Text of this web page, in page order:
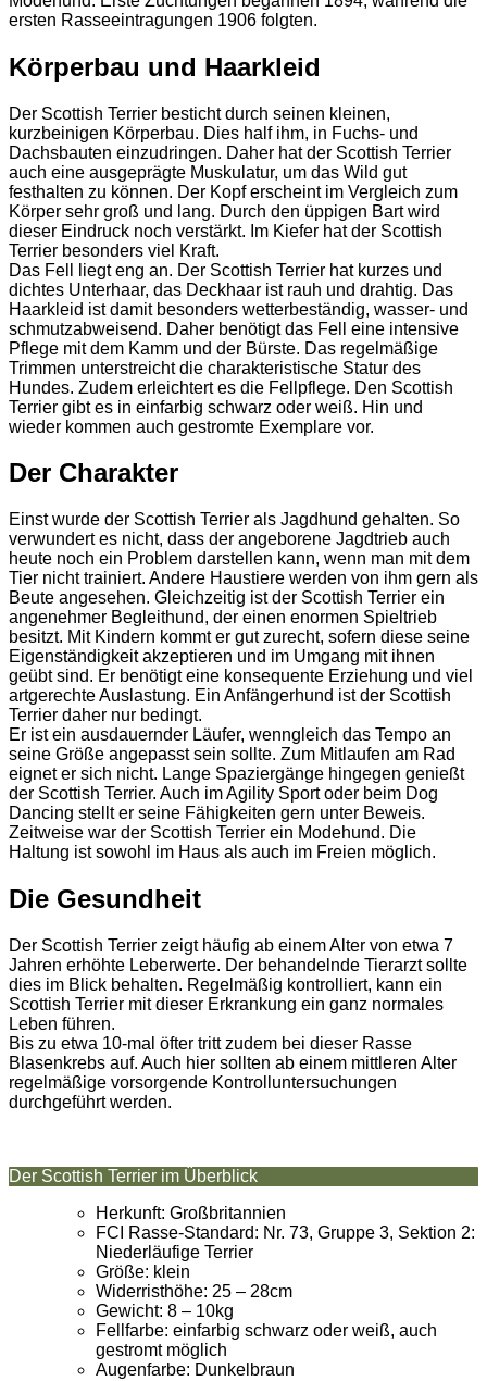
ersten Rasseeintragungen 1906 folgten.
Körperbau und Haarkleid
Der Scottish Terrier besticht durch seinen kleinen,
kurzbeinigen Körperbau. Dies half ihm, in Fuchs- und
Dachsbauten einzudringen. Daher hat der Scottish Terrier
auch eine ausgeprägte Muskulatur, um das Wild gut
festhalten zu können. Der Kopf erscheint im Vergleich zum
Körper sehr groß und lang. Durch den üppigen Bart wird
dieser Eindruck noch verstärkt. Im Kiefer hat der Scottish
Terrier besonders viel Kraft.
Das Fell liegt eng an. Der Scottish Terrier hat kurzes und
dichtes Unterhaar, das Deckhaar ist rauh und drahtig. Das
Haarkleid ist damit besonders wetterbeständig, wasser- und
schmutzabweisend. Daher benötigt das Fell eine intensive
Pflege mit dem Kamm und der Bürste. Das regelmäßige
Trimmen unterstreicht die charakteristische Statur des
Hundes. Zudem erleichtert es die Fellpflege. Den Scottish
Terrier gibt es in einfarbig schwarz oder weiß. Hin und
wieder kommen auch gestromte Exemplare vor.
Der Charakter
Einst wurde der Scottish Terrier als Jagdhund gehalten. So
verwundert es nicht, dass der angeborene Jagdtrieb auch
heute noch ein Problem darstellen kann, wenn man mit dem
Tier nicht trainiert. Andere Haustiere werden von ihm gern als
Beute angesehen. Gleichzeitig ist der Scottish Terrier ein
angenehmer Begleithund, der einen enormen Spieltrieb
besitzt. Mit Kindern kommt er gut zurecht, sofern diese seine
Eigenständigkeit akzeptieren und im Umgang mit ihnen
geübt sind. Er benötigt eine konsequente Erziehung und viel
artgerechte Auslastung. Ein Anfängerhund ist der Scottish
Terrier daher nur bedingt.
Er ist ein ausdauernder Läufer, wenngleich das Tempo an
seine Größe angepasst sein sollte. Zum Mitlaufen am Rad
eignet er sich nicht. Lange Spaziergänge hingegen genießt
der Scottish Terrier. Auch im Agility Sport oder beim Dog
Dancing stellt er seine Fähigkeiten gern unter Beweis.
Zeitweise war der Scottish Terrier ein Modehund. Die
Haltung ist sowohl im Haus als auch im Freien möglich.
Die Gesundheit
Der Scottish Terrier zeigt häufig ab einem Alter von etwa 7
Jahren erhöhte Leberwerte. Der behandelnde Tierarzt sollte
dies im Blick behalten. Regelmäßig kontrolliert, kann ein
Scottish Terrier mit dieser Erkrankung ein ganz normales
Leben führen.
Bis zu etwa 10-mal öfter tritt zudem bei dieser Rasse
Blasenkrebs auf. Auch hier sollten ab einem mittleren Alter
regelmäßige vorsorgende Kontrolluntersuchungen
durchgeführt werden.
Der Scottish Terrier im Überblick
Herkunft: Großbritannien
FCI Rasse-Standard: Nr. 73, Gruppe 3, Sektion 2:
Niederläufige Terrier
Größe: klein
Widerristhöhe: 25 – 28cm
Gewicht: 8 – 10kg
Fellfarbe: einfarbig schwarz oder weiß, auch
gestromt möglich
Augenfarbe: Dunkelbraun